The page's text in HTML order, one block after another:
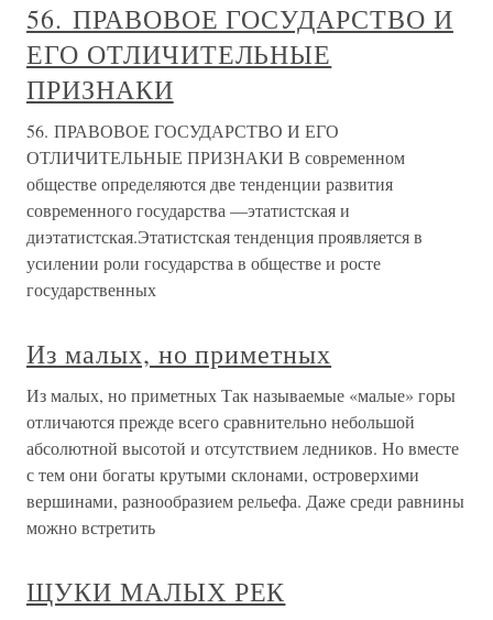
56. ПРАВОВОЕ ГОСУДАРСТВО И
ЕГО ОТЛИЧИТЕЛЬНЫЕ
ПРИЗНАКИ
56. ПРАВОВОЕ ГОСУДАРСТВО И ЕГО
ОТЛИЧИТЕЛЬНЫЕ ПРИЗНАКИ В современном
обществе определяются две тенденции развития
современного государства —этатистская и
диэтатистская.Этатистская тенденция проявляется в
усилении роли государства в обществе и росте
государственных
Из малых, но приметных
Из малых, но приметных Так называемые «малые» горы
отличаются прежде всего сравнительно небольшой
абсолютной высотой и отсутствием ледников. Но вместе
с тем они богаты крутыми склонами, островерхими
вершинами, разнообразием рельефа. Даже среди равнины
можно встретить
ЩУКИ МАЛЫХ РЕК